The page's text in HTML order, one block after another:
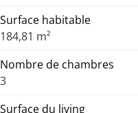
Surface habitable
184,81 m²
Nombre de chambres
3
Surface du living